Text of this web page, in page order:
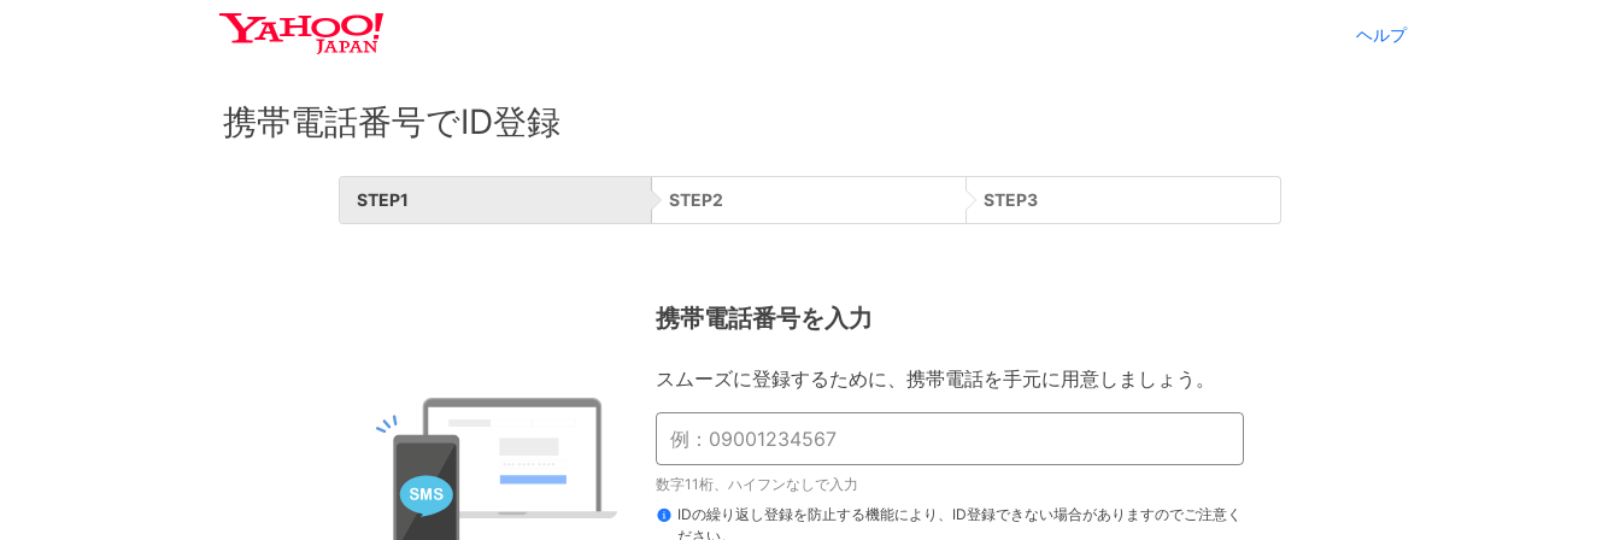
ヘルプ
携帯電話番号でID登録
STEP1 STEP2 STEP3
携帯電話番号を入力
スムーズに登録するために、携帯電話を手元に用意しましょう。
数字11桁、ハイフンなしで入力
IDの繰り返し登録を防止する機能により、ID登録できない場合がありますのでご注意く
ださい。